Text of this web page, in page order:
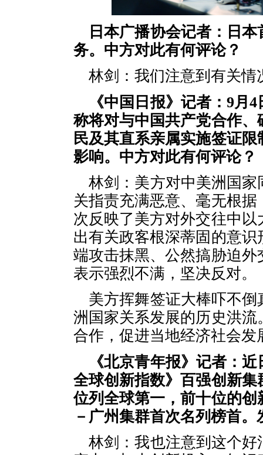
日本广播协会记者：日
务。中方对此有何评论？
林剑：我们注意到有关
《中国日报》记者：9月
称将对与中国共产党合作
民及其直系亲属实施签证
影响。中方对此有何评论？
林剑：美方对中美洲国
关指责充满恶意、毫无根
次反映了美方对外交往中
出有关政客根深蒂固的意
端攻击抹黑、公然搞胁迫
表示强烈不满，坚决反对。
美方挥舞签证大棒吓不
洲国家关系发展的历史洪
合作，促进当地经济社会
《北京青年报》记者：
全球创新指数》百强创新
位列全球第一，前十位的
－广州集群首次名列榜首
林剑：我也注意到这个